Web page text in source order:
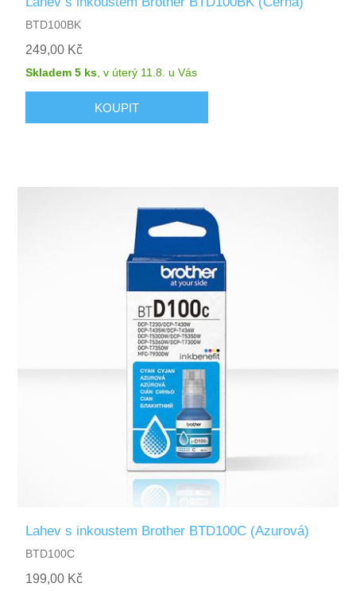
BTD100BK
249,00 Kč
Skladem 5 ks,v úterý 11.8. u Vás
Lahev s inkoustem Brother BTD100C (Azurová)
BTD100C
199,00 Kč